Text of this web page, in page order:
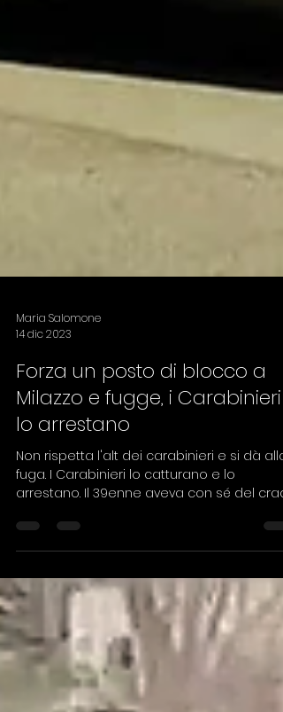
Maria Salomone
14 dic 2023
Forza un posto di blocco a
Milazzo e fugge, i Carabinieri
lo arrestano